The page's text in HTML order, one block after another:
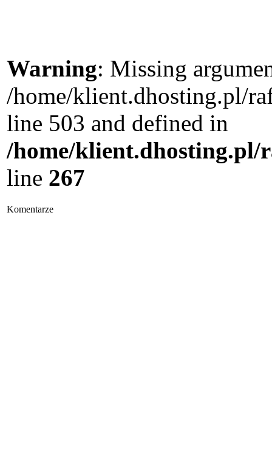
Warning: Missing
/home/klient.dhosting.pl/
line 503 and defined in
/home/klient.dhosting.pl/
line 267
Komentarze